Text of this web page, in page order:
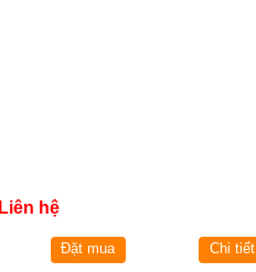
Liên hệ
Đặt mua Chi tiết